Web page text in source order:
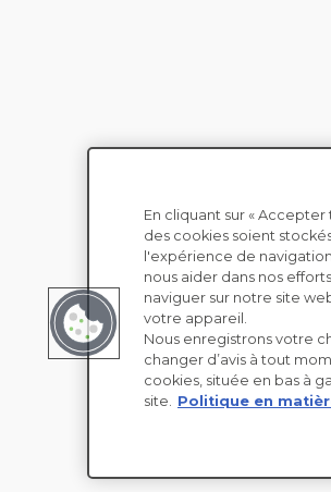
Copyright
En cliquant sur «
des cookies soient
l'expérience de
nous aider dans nos
naviguer sur notre site
votre appareil.
Nous enregistrons votre
changer d’avis à tout
cookies, située en bas à
site.
Politique en